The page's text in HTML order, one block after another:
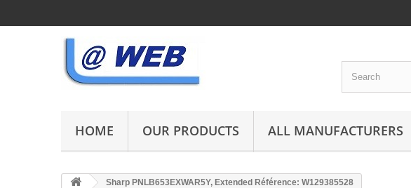
HOME OUR PRODUCTS ALL MANUFACTURERS
Sharp PNLB653EXWAR5Y, Extended Référence: W129385528